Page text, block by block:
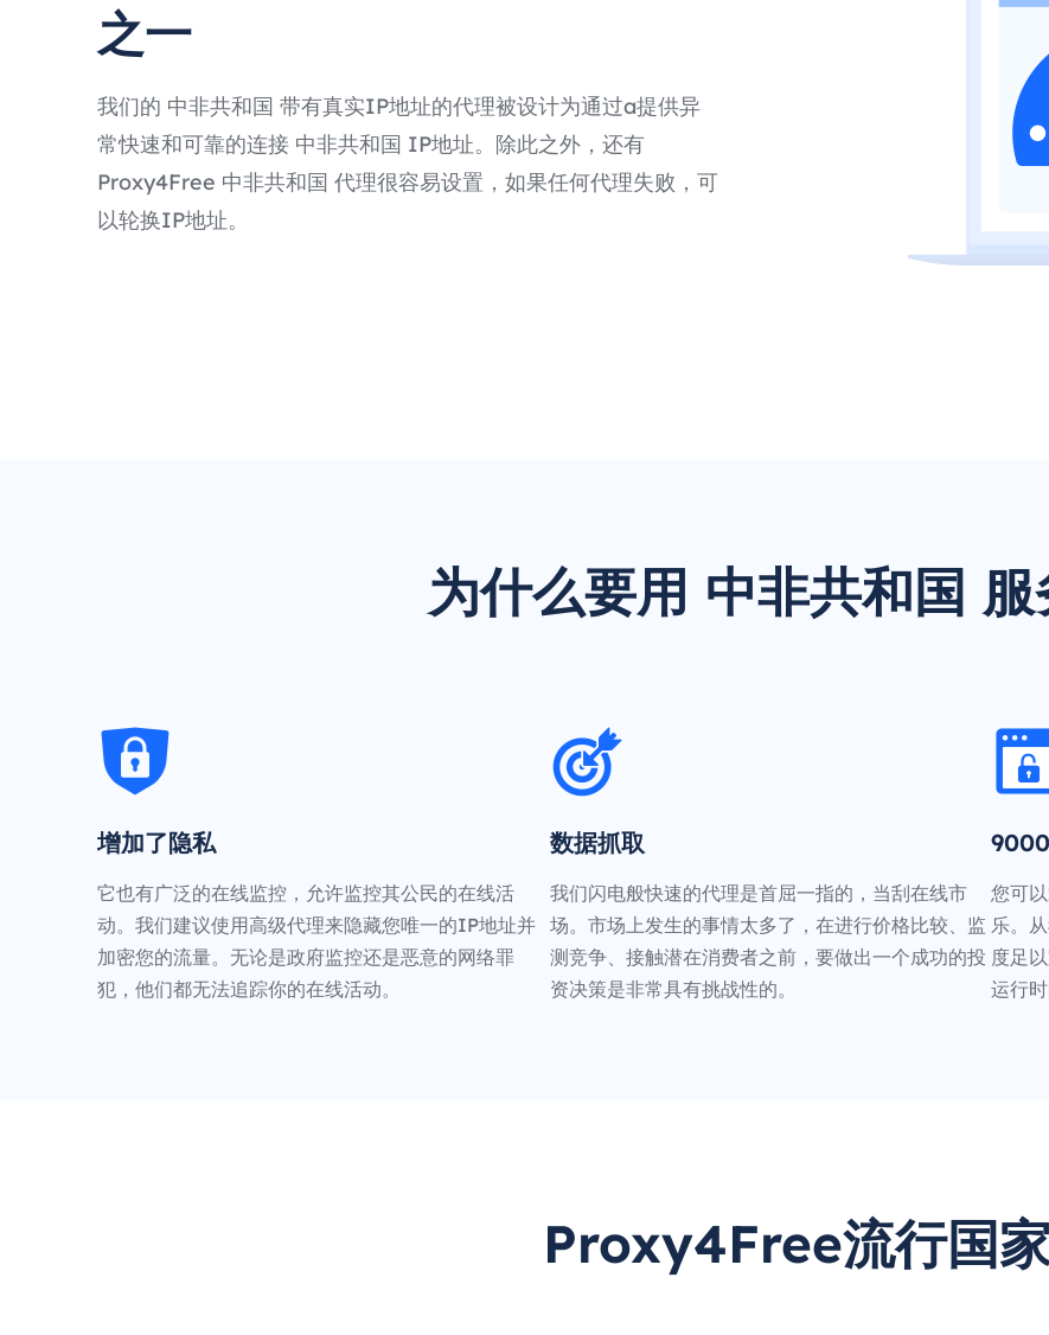
之一
我们的 中非共和国 带有真实IP地址的代理被设计为通过a提供异
常快速和可靠的连接 中非共和国 IP地址。除此之外，还有
Proxy4Free 中非共和国 代理很容易设置，如果任何代理失败，可
以轮换IP地址。
为什么要用 中非共和国 服
增加了隐私
它也有广泛的在线监控，允许监控其公民的在线活
动。我们建议使用高级代理来隐藏您唯一的IP地址并
加密您的流量。无论是政府监控还是恶意的网络罪
犯，他们都无法追踪你的在线活动。
数据抓取
我们闪电般快速的代理是首屈一指的，当刮在线市
场。市场上发生的事情太多了，在进行价格比较、监
测竞争、接触潜在消费者之前，要做出一个成功的投
资决策是非常具有挑战性的。
您可
乐。
度足
运行
Proxy4Free流行国